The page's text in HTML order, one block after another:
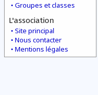
Groupes et classes
L'association
Site principal
Nous contacter
Mentions légales